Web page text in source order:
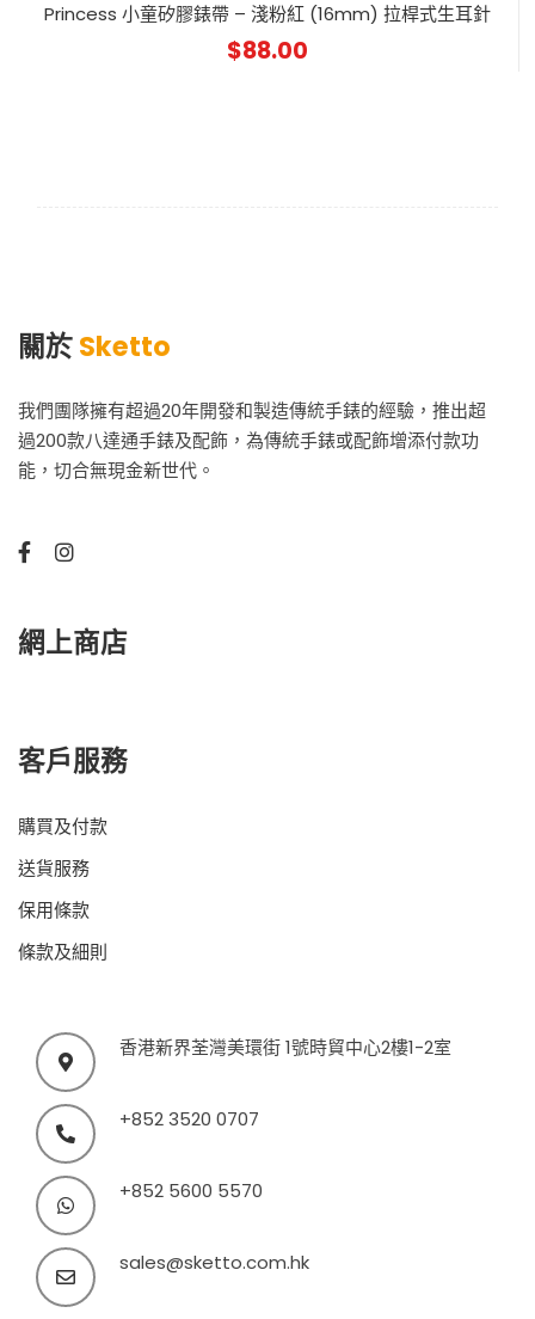
Princess 小童矽膠錶帶 – 淺粉紅 (16mm) 拉桿式生耳針
$88.00
關於Sketto
我們團隊擁有超過20年開發和製造傳統手錶的經驗，推出超
過200款八達通手錶及配飾，為傳統手錶或配飾增添付款功
能，切合無現金新世代。
網上商店
客戶服務
購買及付款
送貨服務
保用條款
條款及細則
香港新界荃灣美環街 1號時貿中心2樓1-2室
+852 3520 0707
+852 5600 5570
sales@sketto.com.hk